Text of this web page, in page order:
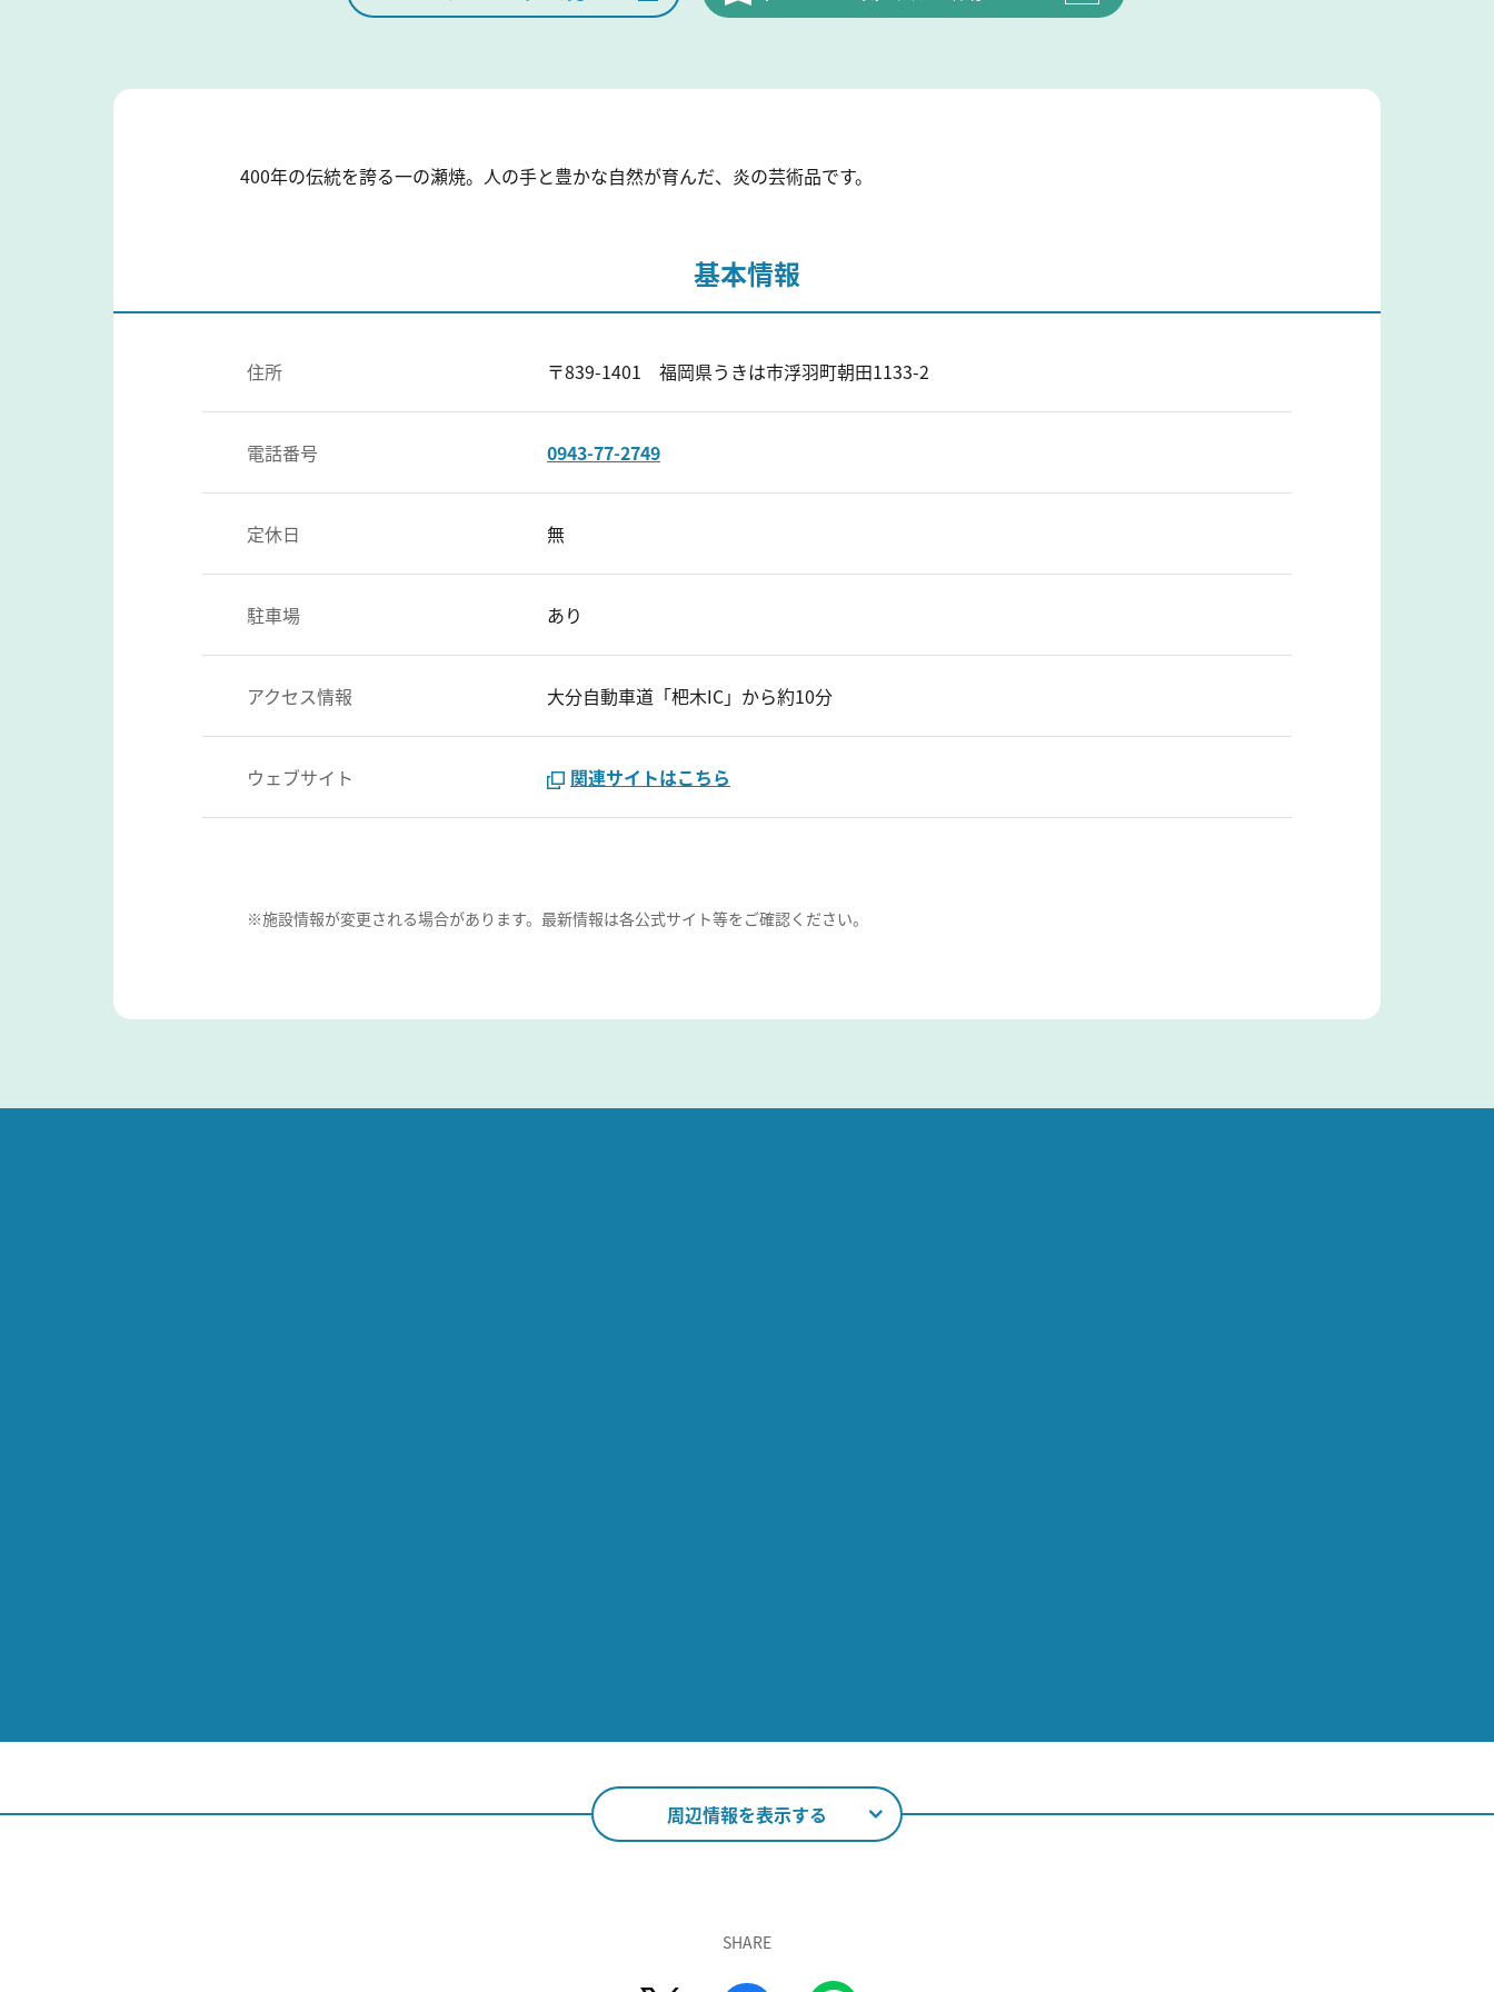
400年の伝統を誇る一の瀬焼。人の手と豊かな自然が育んだ、炎の芸術品です。
基本情報
住所 〒839-1401 福岡県うきは市浮羽町朝田1133-2
電話番号 0943-77-2749
定休日 無
駐車場 あり
アクセス情報 大分自動車道「杷木IC」から約10分
ウェブサイト 関連サイトはこちら
※施設情報が変更される場合があります。最新情報は各公式サイト等をご確認ください。
周辺情報を表示する
SHARE